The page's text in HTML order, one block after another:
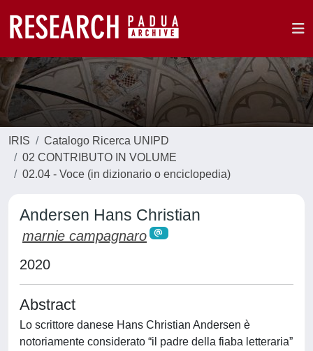
IRIS
Catalogo Ricerca UNIPD
02 CONTRIBUTO IN VOLUME
02.04 - Voce (in dizionario o enciclopedia)
Andersen Hans Christian
marnie campagnaro
2020
Abstract
Lo scrittore danese Hans Christian Andersen è
notoriamente considerato “il padre della fiaba letteraria”